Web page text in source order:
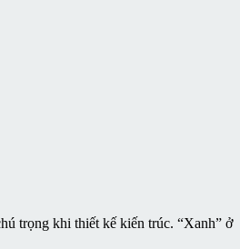
trọng khi thiết kế kiến trúc. “Xanh” ở